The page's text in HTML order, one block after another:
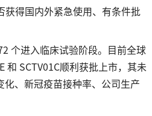
获得国内外紧急使用、有条件批
个进入临床试验阶段。目前全球
和 SCTV01C顺利获批上市，其未
、新冠疫苗接种率、公司生产